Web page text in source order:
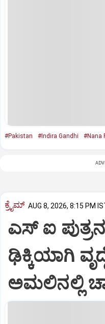
#Pakistan #Indira Gandhi #Nana
ಕ್ರೈಮ್ AUG 8, 2026, 8:15 PM
ಎಸ್ ಐ
ಢಿಕ್ಕಿಯಾಗಿ
ಅಮಲಿನಲ್ಲಿ